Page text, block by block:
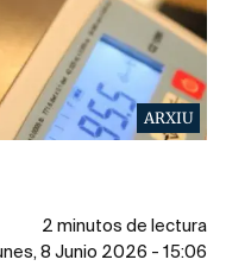
ARXIU
2 minutos de lectura
8 Junio 2026 - 15:06